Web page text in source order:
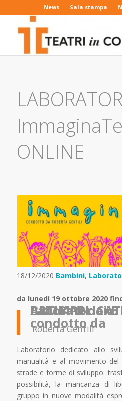
News Sala stampa
ONLINE
18/12/2020 Bambini,
da lunedì 19 ottobre 2020
Laboratorio di TEATRO e ARTI
condotto da
Roberta Gentili
Laboratorio dedicato allo
manualità e al movimento del
strade e forme di sviluppo:
possibilità, la mancanza di
gruppo in nuove modalità